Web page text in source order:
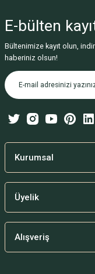
Görüş ve önerileriniz
Ürün resmi
Ürün
Ürün bilgilerinde
Bu ürüne benzer
E-bülten
Bültenimize kayıt olun,
haberiniz olsun!
Kurumsal
Üyelik
Alışveriş